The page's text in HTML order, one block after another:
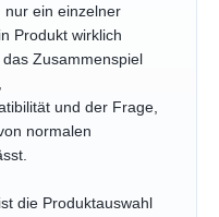
nur ein einzelner
Produkt wirklich
Zusammenspiel
und der Frage,
normalen
die Produktauswahl